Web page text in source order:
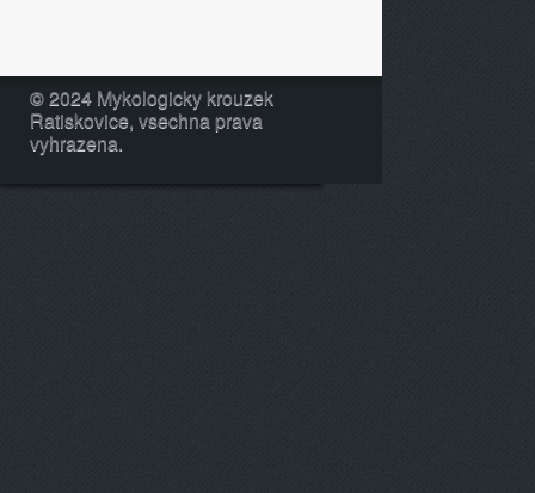
© 2024 Mykologicky krouzek
Ratiskovice, vsechna prava
vyhrazena.